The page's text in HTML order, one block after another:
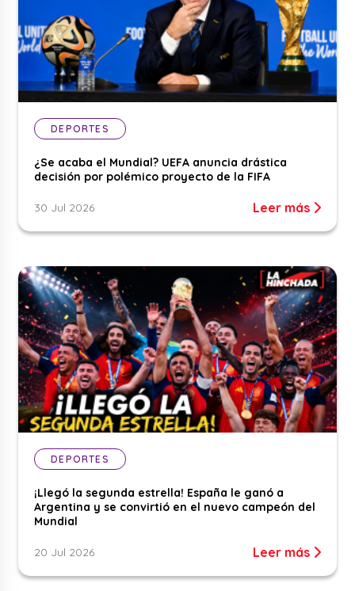
DEPORTES
¿Se acaba el Mundial? UEFA anuncia drástica
decisión por polémico proyecto de la FIFA
30 Jul 2026 Leer más
DEPORTES
¡Llegó la segunda estrella! España le ganó a
Argentina y se convirtió en el nuevo campeón del
Mundial
20 Jul 2026 Leer más